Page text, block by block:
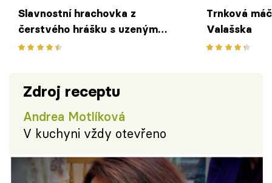
Slavnostní hrachovka z
čerstvého hrášku s uzeným
masem
Trnková
Valašska
Zdroj receptu
Andrea Motlíková
V kuchyni vždy otevřeno